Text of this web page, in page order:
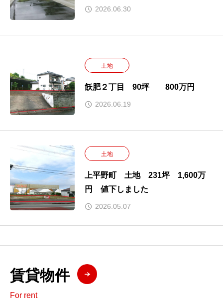
2026.06.30
土地
飫肥２丁目 90坪 800万円
2026.06.19
土地
上平野町 土地 231坪 1,600万
円 値下しました
2026.05.07
賃貸物件
For rent